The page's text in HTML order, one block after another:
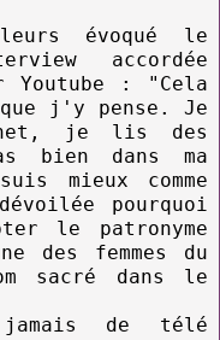
évoqué le
accordée
Youtube : "Cela
j'y pense. Je
je lis des
bien dans ma
mieux comme
pourquoi
le patronyme
femmes du
sacré dans le
de télé